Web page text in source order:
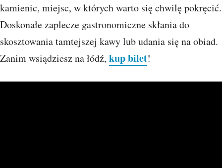
kamienic, miejsc, w których warto się chwilę pokręcić.
Doskonałe zaplecze gastronomiczne skłania do
skosztowania tamtejszej kawy lub udania się na obiad.
Zanim wsiądziesz na łódź, kup bilet!